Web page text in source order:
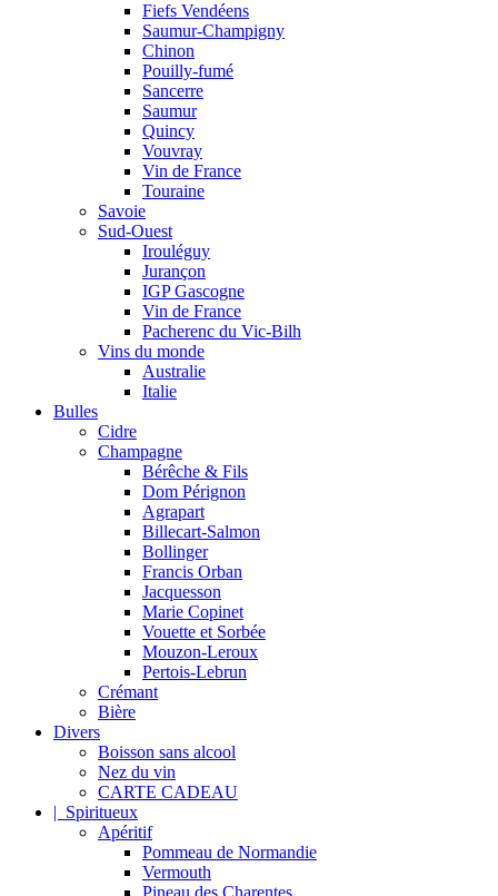
Fiefs Vendéens
Saumur-Champigny
Chinon
Pouilly-fumé
Sancerre
Saumur
Quincy
Vouvray
Vin de France
Touraine
Savoie
Sud-Ouest
Irouléguy
Jurançon
IGP Gascogne
Vin de France
Pacherenc du Vic-Bilh
Vins du monde
Australie
Italie
Bulles
Cidre
Champagne
Bérêche & Fils
Dom Pérignon
Agrapart
Billecart-Salmon
Bollinger
Francis Orban
Jacquesson
Marie Copinet
Vouette et Sorbée
Mouzon-Leroux
Pertois-Lebrun
Crémant
Bière
Divers
Boisson sans alcool
Nez du vin
CARTE CADEAU
| Spiritueux
Apéritif
Pommeau de Normandie
Vermouth
Pineau des Charentes